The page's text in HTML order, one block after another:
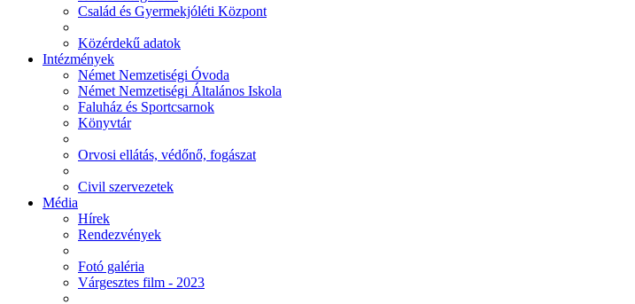
Család és Gyermekjóléti Központ
Közérdekű adatok
Intézmények
Német Nemzetiségi Óvoda
Német Nemzetiségi Általános Iskola
Faluház és Sportcsarnok
Könyvtár
Orvosi ellátás, védőnő, fogászat
Civil szervezetek
Média
Hírek
Rendezvények
Fotó galéria
Várgesztes film - 2023